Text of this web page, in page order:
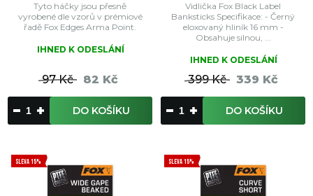
Tyto háčky jsou přesně
vyrobené dle vzorů v prémiové
řadě Fox Edges Arma Point.
IHNED K ODESLÁNÍ
97 Kč 82 Kč
DO KOŠÍKU
Vidlička Fox Black Label
Banksticks Specifikace: - Černý
eloxovaný hliník 16 mm -
Obsahuje silnou, ...
IHNED K ODESLÁNÍ
399 Kč 339 Kč
DO KOŠÍKU
SLEVA 15% SLEVA 15%